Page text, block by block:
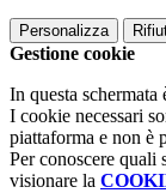
Personalizza
Gestione cookie
In questa
I cookie necessari
piattaforma e non è
Per conoscere quali
visionare la